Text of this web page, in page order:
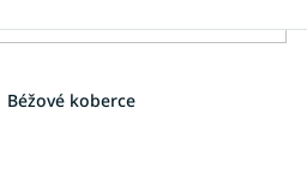
Béžové koberce